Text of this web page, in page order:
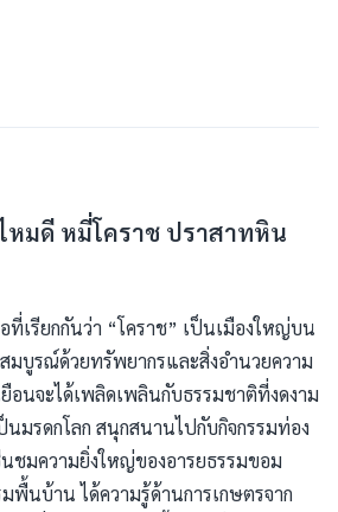
หมดี หมี่โคราช ปราสาทหิน
ที่เรียกกันว่า “โคราช” เป็นเมืองใหญ่บน
บูรณ์ด้วยทรัพยากรและสิ่งอำนวยความ
อนจะได้เพลิดเพลินกับธรรมชาติที่งดงาม
นมรดกโลก สนุกสนานไปกับกิจกรรมท่อง
ชมความยิ่งใหญ่ของอารยธรรมขอม
พื้นบ้าน ได้ความรู้ด้านการเกษตรจาก